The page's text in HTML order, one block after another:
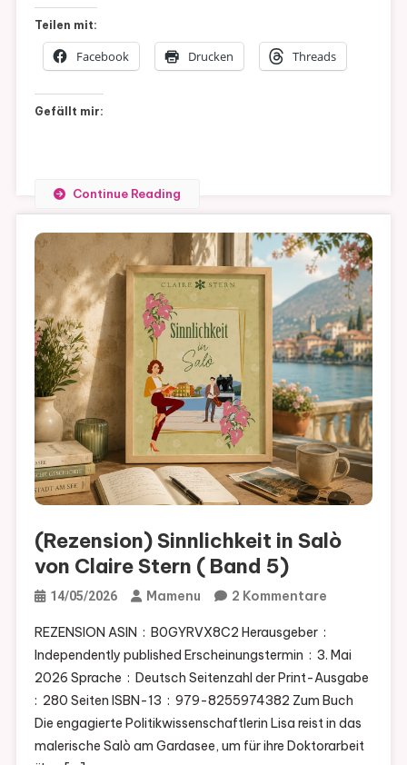
Teilen mit:
Facebook Drucken Threads
Gefällt mir:
Continue Reading
(Rezension) Sinnlichkeit in Salò
von Claire Stern ( Band 5)
14/05/2026 Mamenu 2 KommentareZu
In
Salò
Von
Claire
Stern
REZENSION ASIN ‏ : ‎ B0GYRVX8C2 Herausgeber ‏ : ‎
Independently published Erscheinungstermin ‏ : ‎ 3. Mai
2026 Sprache ‏ : ‎ Deutsch Seitenzahl der Print-Ausgabe ‏
: ‎ 280 Seiten ISBN-13 ‏ : ‎ 979-8255974382 Zum Buch
Die engagierte Politikwissenschaftlerin Lisa reist in das
malerische Salò am Gardasee, um für ihre Doktorarbeit